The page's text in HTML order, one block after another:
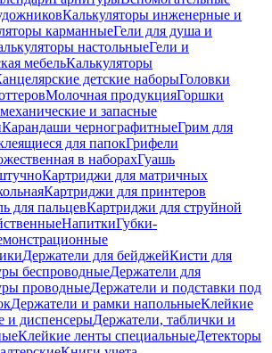
Калькуляторы инженерные и
карманныеГели для душа и
настольныеГели и
мебельКалькуляторы
детские наборыГоловки
Молочная продукцияГоршки
и запасные
Карандаши чернографитныеГрим для
для папокГрифели
в наборахГуашь
Картриджи для матричных
Картриджи для принтеров
для пальцевКартриджи для струйной
НапиткиГубки-
Держатели для бейджейКисти для
беспроводныеДержатели для
проводныеДержатели и подставки под
Держатели и рамки напольныеКлейкие
и диспенсерыДержатели, таблички и
Клейкие ленты специальныеДетекторы